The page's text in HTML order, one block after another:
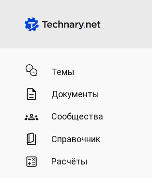
Темы
Документы
Сообщества
Справочник
Расчёты